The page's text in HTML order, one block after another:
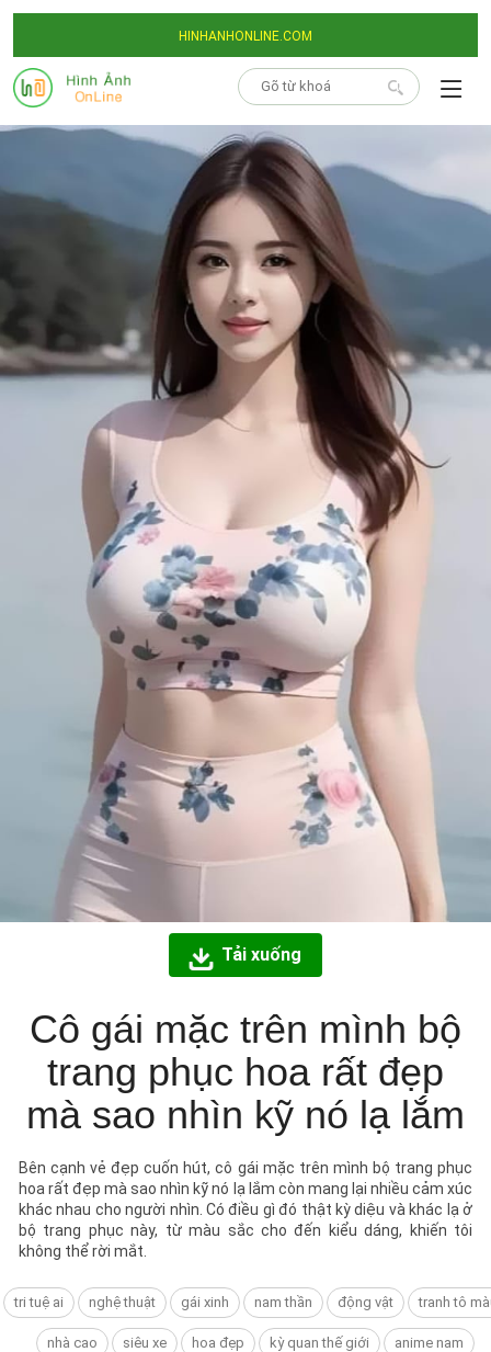
HINHANHONLINE.COM
Tải xuống
Cô gái mặc trên mình bộ
trang phục hoa rất đẹp
mà sao nhìn kỹ nó lạ lắm
Bên cạnh vẻ đẹp cuốn hút, cô gái mặc trên mình bộ trang phục
hoa rất đẹp mà sao nhìn kỹ nó lạ lắm còn mang lại nhiều cảm xúc
khác nhau cho người nhìn. Có điều gì đó thật kỳ diệu và khác lạ ở
bộ trang phục này, từ màu sắc cho đến kiểu dáng, khiến tôi
không thể rời mắt.
tri tuệ ai nghệ thuật gái xinh nam thần động vật tranh tô
nhà cao siêu xe hoa đẹp kỳ quan thế giới anime nam